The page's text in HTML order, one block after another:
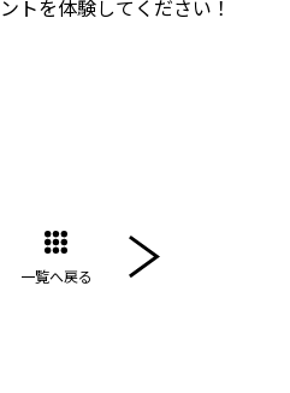
トを体験してください！
一覧へ戻る